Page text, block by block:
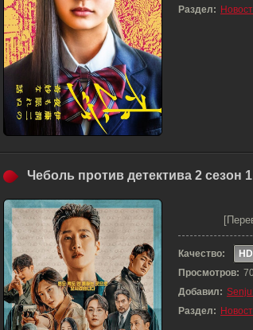
Раздел:
Чеболь против детектива 2 сезон
Качество:
HD
Просмотров:
Добавил:
Раздел: